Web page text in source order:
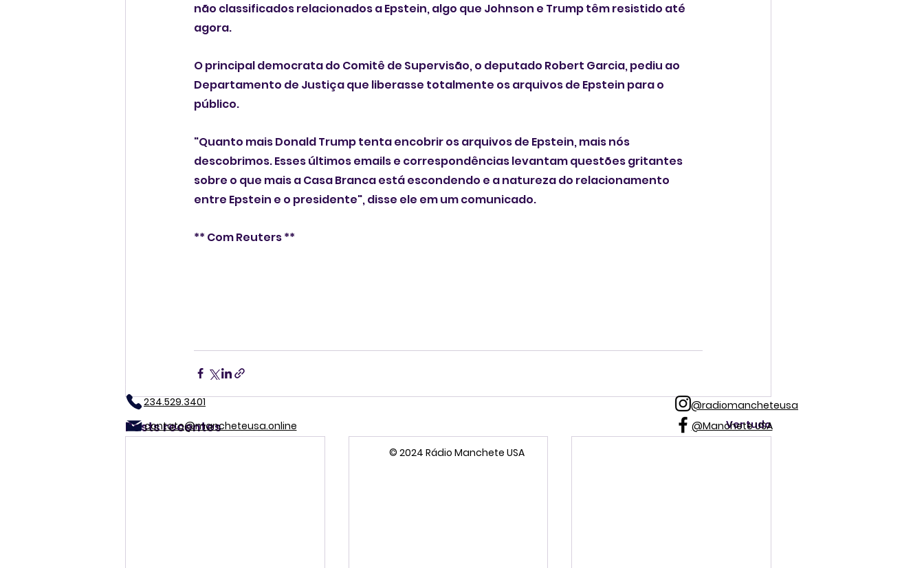
não classificados relacionados a Epstein, algo que Johnson e Trump têm resistido até
agora.
O principal democrata do Comitê de Supervisão, o deputado Robert Garcia, pediu ao
Departamento de Justiça que liberasse totalmente os arquivos de Epstein para o
público.
"Quanto mais Donald Trump tenta encobrir os arquivos de Epstein, mais nós
descobrimos. Esses últimos emails e correspondências levantam questões gritantes
sobre o que mais a Casa Branca está escondendo e a natureza do relacionamento
entre Epstein e o presidente", disse ele em um comunicado.
** Com Reuters **
Posts recentes Ver tudo
234.529.3401
contato@mancheteusa.online
@radiomancheteusa
@Manchete USA
© 2024 Rádio Manchete USA